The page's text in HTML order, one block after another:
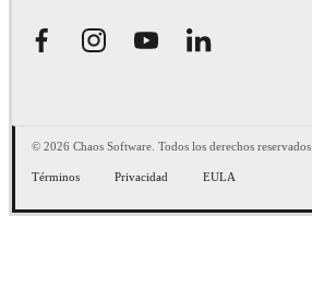
© 2026 Chaos Software. Todos los derechos reservados.
Términos Privacidad EULA